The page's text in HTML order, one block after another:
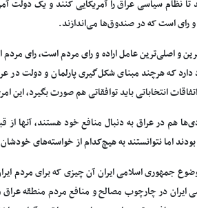
تا نظام سیاسی عراق را آمریکایی‌ کنند و یک دولت
رای است که در صندوق‌ها می‌اندازند.
و اصلی‌ترین عامل اراده و رای مردم است، رای
که هرچند مبنای شکل‌گیری پارلمان و دولت در
انتخاباتی باید توافقاتی هم صورت بگیرد،
اما نتوانستند به هیچ‌کدام از خواسته‌های
جمهوری اسلامی ایران آن چیزی که برای مردم
ایران در چارچوب مصالح و منافع مردم منطقه